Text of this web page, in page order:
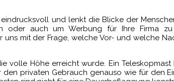
und lenkt die Blicke der
oder auch um Werbung für Ihre Firma
mit der Frage, welche Vor- und welche
volle Höhe erreicht wurde. Ein
den privaten Gebrauch genauso wie für den